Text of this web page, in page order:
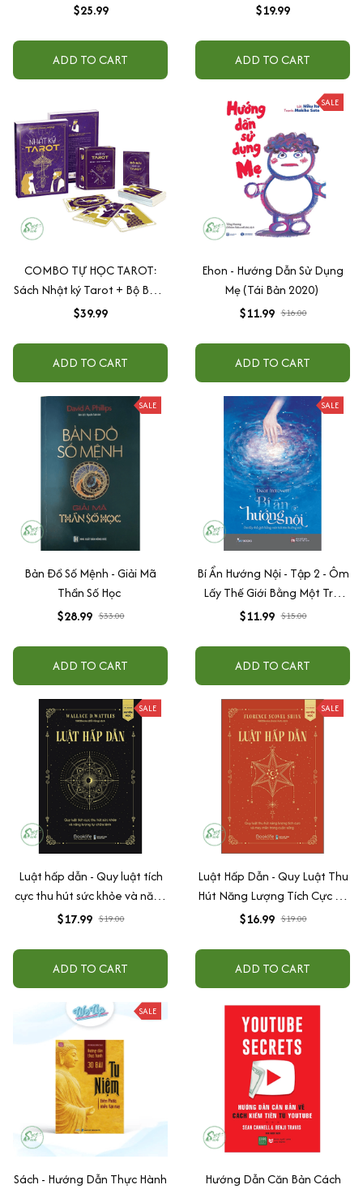
$25.99
ADD TO CART
$19.99
ADD TO CART
COMBO TỰ HỌC TAROT:
Sách Nhật ký Tarot + Bộ Bài &
Sách Hướng Dẫn (Tái bản
$39.99
ADD TO CART
SALE
Ehon - Hướng Dẫn Sử Dụng
Mẹ (Tái Bản 2020)
$11.99 $16.00
ADD TO CART
SALE
Bản Đồ Số Mệnh - Giải Mã
Thần Số Học
$28.99 $33.00
ADD TO CART
SALE
Bí Ẩn Hướng Nội - Tập 2 - Ôm
Lấy Thế Giới Bằng Một Trái
Tim Hướng Nội
$11.99 $15.00
ADD TO CART
SALE
Luật hấp dẫn - Quy luật tích
cực thu hút sức khỏe và năng
lượng tự chữa lành
$17.99 $19.00
ADD TO CART
SALE
Luật Hấp Dẫn - Quy Luật Thu
Hút Năng Lượng Tích Cực Và
May Mắn Trong Cuộc Sống
$16.99 $19.00
ADD TO CART
SALE
Sách - Hướng Dẫn Thực Hành
Hướng Dẫn Căn Bản Cách